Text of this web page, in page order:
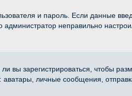
и пароль. Если данные
неправильно
вы зарегистрироваться, чтобы
личные сообщения,